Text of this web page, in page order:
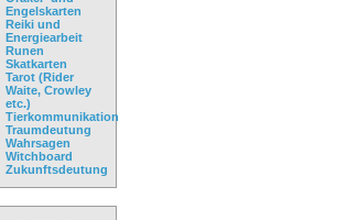
Engelskarten
Reiki und
Energiearbeit
Runen
Skatkarten
Tarot (Rider
Waite, Crowley
etc.)
Tierkommunikation
Traumdeutung
Wahrsagen
Witchboard
Zukunftsdeutung